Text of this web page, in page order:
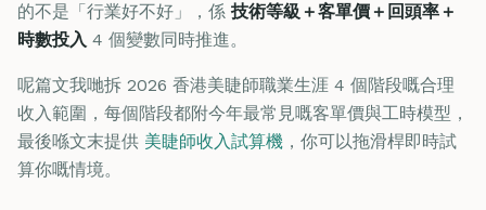
的不是「行業好不好」，係 技術等級＋客單價＋回頭率＋
時數投入 4 個變數同時推進。
呢篇文我哋拆 2026 香港美睫師職業生涯 4 個階段嘅合理
收入範圍，每個階段都附今年最常見嘅客單價與工時模型，
最後喺文末提供 美睫師收入試算機 ，你可以拖滑桿即時試
算你嘅情境。